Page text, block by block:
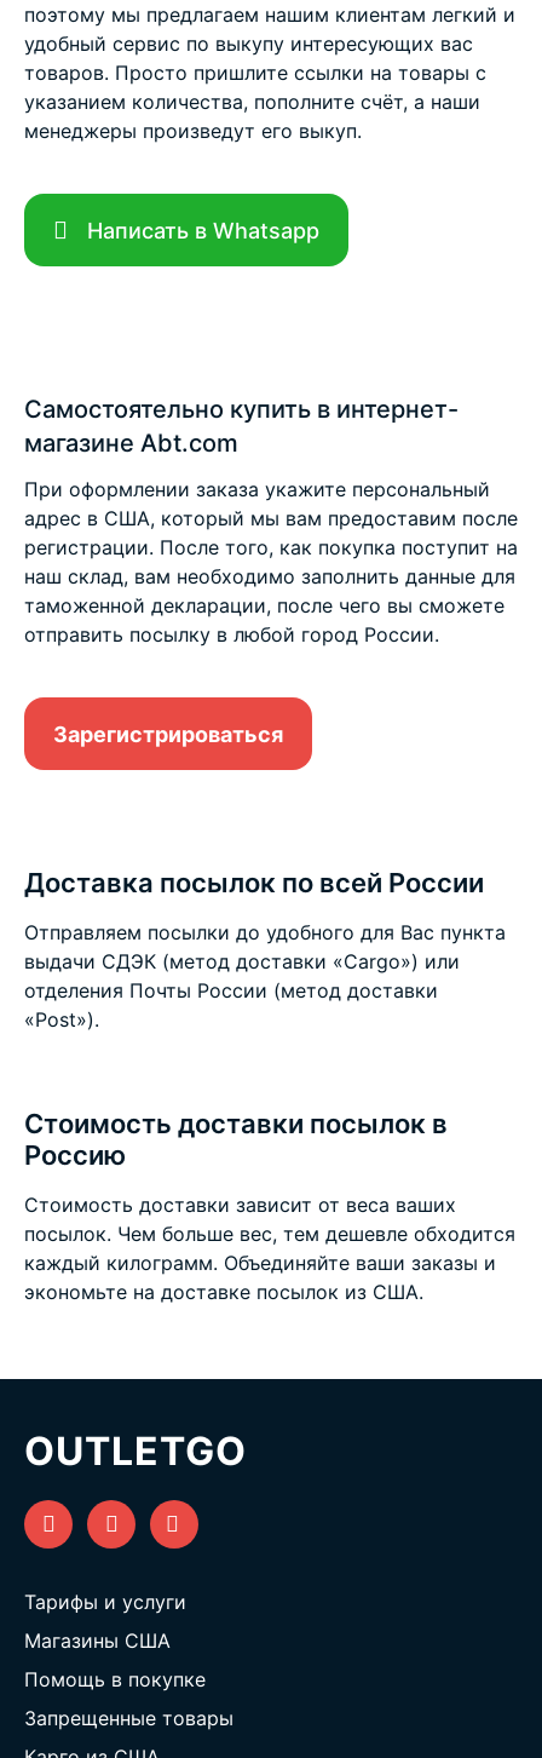
поэтому мы предлагаем нашим клиентам легкий и
удобный сервис по выкупу интересующих вас
товаров. Просто пришлите ссылки на товары с
указанием количества, пополните счёт, а наши
менеджеры произведут его выкуп.
Написать в Whatsapp
Самостоятельно купить в интернет-
магазине Abt.com
При оформлении заказа укажите персональный
адрес в США, который мы вам предоставим после
регистрации. После того, как покупка поступит на
наш склад, вам необходимо заполнить данные для
таможенной декларации, после чего вы сможете
отправить посылку в любой город России.
Зарегистрироваться
Доставка посылок по всей России
Отправляем посылки до удобного для Вас пункта
выдачи СДЭК (метод доставки «Cargo») или
отделения Почты России (метод доставки
«Post»).
Стоимость доставки посылок в
Россию
Стоимость доставки зависит от веса ваших
посылок. Чем больше вес, тем дешевле обходится
каждый килограмм. Объединяйте ваши заказы и
экономьте на доставке посылок из США.
OUTLETGO
Тарифы и услуги
Магазины США
Помощь в покупке
Запрещенные товары